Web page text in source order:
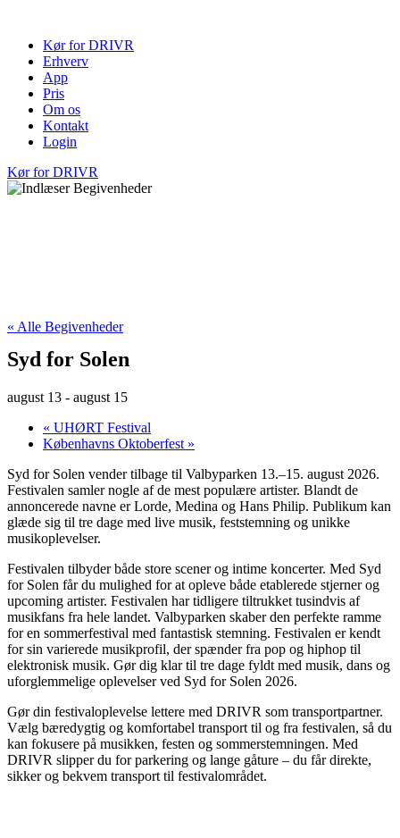
indholdKør for DRIVR
Erhverv
App
Pris
Om os
Kontakt
Login
Kør for DRIVR
« Alle Begivenheder
Syd for Solen
august 13 - august 15
« UHØRT Festival
Københavns Oktoberfest »
Syd for Solen vender tilbage til Valbyparken 13.–15. august 2026.
Festivalen samler nogle af de mest populære artister. Blandt de
annoncerede navne er Lorde, Medina og Hans Philip. Publikum kan
glæde sig til tre dage med live musik, feststemning og unikke
musikoplevelser.
Festivalen tilbyder både store scener og intime koncerter. Med Syd
for Solen får du mulighed for at opleve både etablerede stjerner og
upcoming artister. Festivalen har tidligere tiltrukket tusindvis af
musikfans fra hele landet. Valbyparken skaber den perfekte ramme
for en sommerfestival med fantastisk stemning. Festivalen er kendt
for sin varierede musikprofil, der spænder fra pop og hiphop til
elektronisk musik. Gør dig klar til tre dage fyldt med musik, dans og
uforglemmelige oplevelser ved Syd for Solen 2026.
Gør din festivaloplevelse lettere med DRIVR som transportpartner.
Vælg bæredygtig og komfortabel transport til og fra festivalen, så du
kan fokusere på musikken, festen og sommerstemningen. Med
DRIVR slipper du for parkering og lange gåture – du får direkte,
sikker og bekvem transport til festivalområdet.